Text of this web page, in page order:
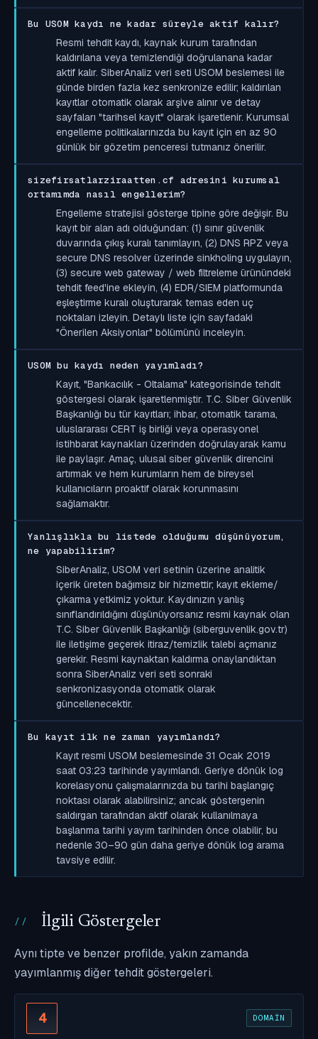
Bu USOM kaydı ne kadar süreyle aktif kalır?
Resmi tehdit kaydı, kaynak kurum tarafından
kaldırılana veya temizlendiği doğrulanana kadar
aktif kalır. SiberAnaliz veri seti USOM beslemesi ile
günde birden fazla kez senkronize edilir; kaldırılan
kayıtlar otomatik olarak arşive alınır ve detay
sayfaları "tarihsel kayıt" olarak işaretlenir. Kurumsal
engelleme politikalarınızda bu kayıt için en az 90
günlük bir gözetim penceresi tutmanız önerilir.
sizefirsatlarziraatten.cf adresini kurumsal
ortamımda nasıl engellerim?
Engelleme stratejisi gösterge tipine göre değişir. Bu
kayıt bir alan adı olduğundan: (1) sınır güvenlik
duvarında çıkış kuralı tanımlayın, (2) DNS RPZ veya
secure DNS resolver üzerinde sinkholing uygulayın,
(3) secure web gateway / web filtreleme ürünündeki
tehdit feed'ine ekleyin, (4) EDR/SIEM platformunda
eşleştirme kuralı oluşturarak temas eden uç
noktaları izleyin. Detaylı liste için sayfadaki
"Önerilen Aksiyonlar" bölümünü inceleyin.
USOM bu kaydı neden yayımladı?
Kayıt, "Bankacılık - Oltalama" kategorisinde tehdit
göstergesi olarak işaretlenmiştir. T.C. Siber Güvenlik
Başkanlığı bu tür kayıtları; ihbar, otomatik tarama,
uluslararası CERT iş birliği veya operasyonel
istihbarat kaynakları üzerinden doğrulayarak kamu
ile paylaşır. Amaç, ulusal siber güvenlik direncini
artırmak ve hem kurumların hem de bireysel
kullanıcıların proaktif olarak korunmasını
sağlamaktır.
Yanlışlıkla bu listede olduğumu düşünüyorum,
ne yapabilirim?
SiberAnaliz, USOM veri setinin üzerine analitik
içerik üreten bağımsız bir hizmettir; kayıt ekleme/
çıkarma yetkimiz yoktur. Kaydınızın yanlış
sınıflandırıldığını düşünüyorsanız resmi kaynak olan
T.C. Siber Güvenlik Başkanlığı (siberguvenlik.gov.tr)
ile iletişime geçerek itiraz/temizlik talebi açmanız
gerekir. Resmi kaynaktan kaldırma onaylandıktan
sonra SiberAnaliz veri seti sonraki
senkronizasyonda otomatik olarak
güncellenecektir.
Bu kayıt ilk ne zaman yayımlandı?
Kayıt resmi USOM beslemesinde 31 Ocak 2019
saat 03:23 tarihinde yayımlandı. Geriye dönük log
korelasyonu çalışmalarınızda bu tarihi başlangıç
noktası olarak alabilirsiniz; ancak göstergenin
saldırgan tarafından aktif olarak kullanılmaya
başlanma tarihi yayım tarihinden önce olabilir, bu
nedenle 30–90 gün daha geriye dönük log arama
tavsiye edilir.
İlgili Göstergeler
Aynı tipte ve benzer profilde, yakın zamanda
yayımlanmış diğer tehdit göstergeleri.
4 DOMAIN